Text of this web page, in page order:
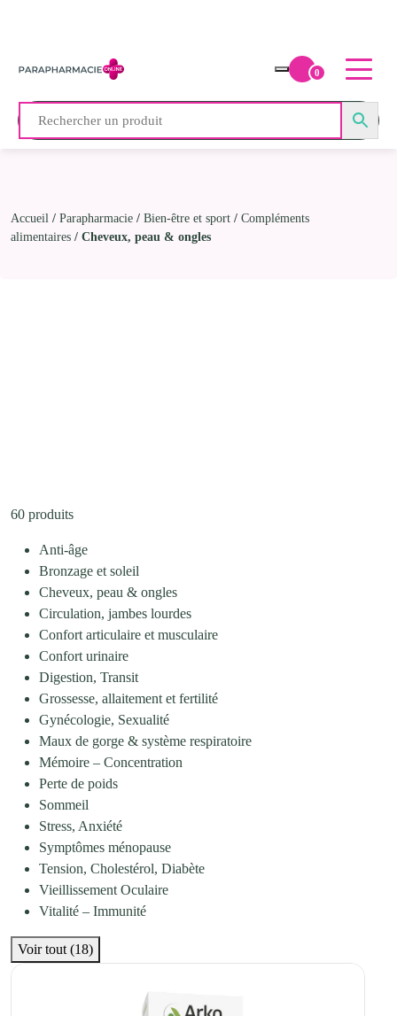
0
Accueil / Parapharmacie/ Bien-être et sport/ Compléments
alimentaires/ Cheveux, peau & ongles
60 produits
Anti-âge
Bronzage et soleil
Cheveux, peau & ongles
Circulation, jambes lourdes
Confort articulaire et musculaire
Confort urinaire
Digestion, Transit
Grossesse, allaitement et fertilité
Gynécologie, Sexualité
Maux de gorge & système respiratoire
Mémoire – Concentration
Perte de poids
Sommeil
Stress, Anxiété
Symptômes ménopause
Tension, Cholestérol, Diabète
Vieillissement Oculaire
Vitalité – Immunité
Voir tout (18)